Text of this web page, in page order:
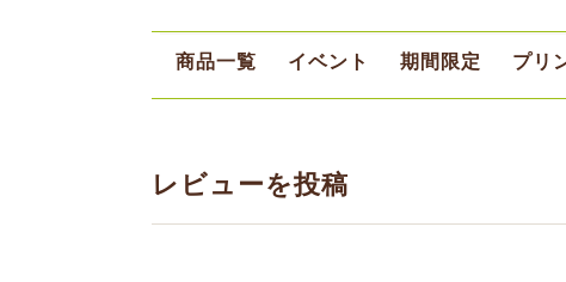
商品一覧 イベント 期間限定 プリ
レビューを投稿